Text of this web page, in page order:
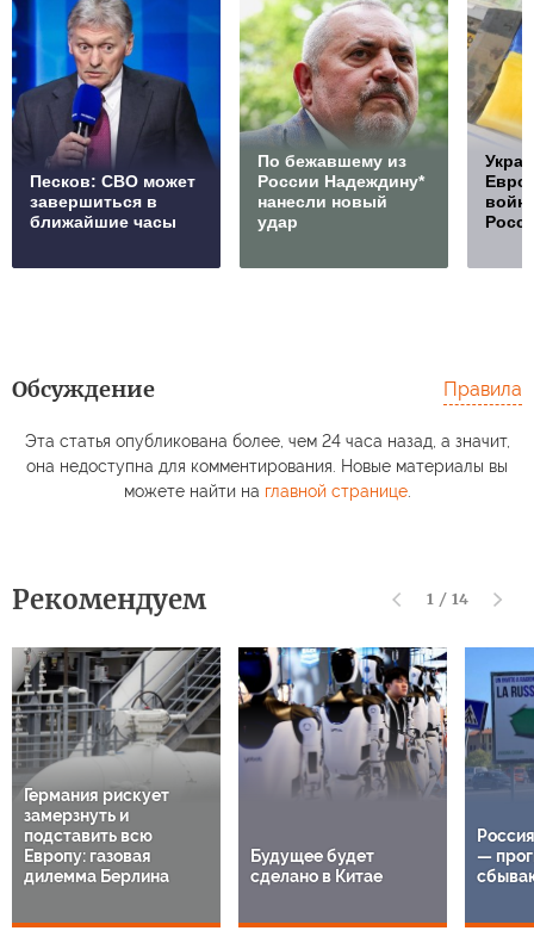
Песков: СВО может
завершиться в
ближайшие часы
По бежавшему из
России Надеждину*
нанесли новый
удар
Обсуждение Правила
Эта статья опубликована более, чем 24 часа назад, а значит,
она недоступна для комментирования. Новые материалы вы
можете найти на главной странице.
Рекомендуем 1 / 14
Германия рискует
замерзнуть и
подставить всю
Европу: газовая
дилемма Берлина
Будущее будет
сделано в Китае
—